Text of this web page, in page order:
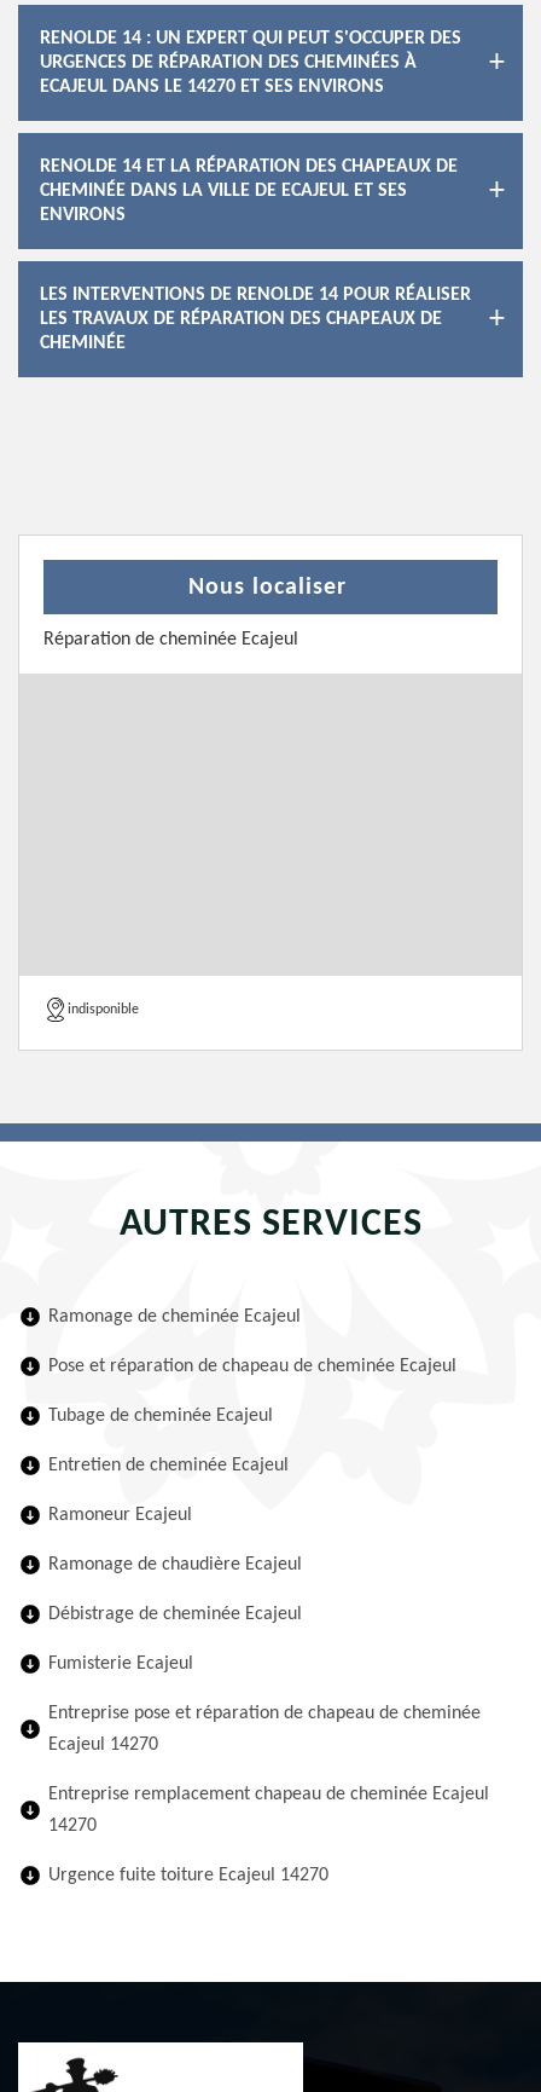
RENOLDE 14 : UN EXPERT QUI PEUT S'OCCUPER DES
URGENCES DE RÉPARATION DES CHEMINÉES À
ECAJEUL DANS LE 14270 ET SES ENVIRONS
RENOLDE 14 ET LA RÉPARATION DES CHAPEAUX DE
CHEMINÉE DANS LA VILLE DE ECAJEUL ET SES
ENVIRONS
LES INTERVENTIONS DE RENOLDE 14 POUR RÉALISER
LES TRAVAUX DE RÉPARATION DES CHAPEAUX DE
CHEMINÉE
Nous localiser
Réparation de cheminée Ecajeul
indisponible
AUTRES SERVICES
Ramonage de cheminée Ecajeul
Pose et réparation de chapeau de cheminée Ecajeul
Tubage de cheminée Ecajeul
Entretien de cheminée Ecajeul
Ramoneur Ecajeul
Ramonage de chaudière Ecajeul
Débistrage de cheminée Ecajeul
Fumisterie Ecajeul
Entreprise pose et réparation de chapeau de cheminée
Ecajeul 14270
Entreprise remplacement chapeau de cheminée Ecajeul
14270
Urgence fuite toiture Ecajeul 14270